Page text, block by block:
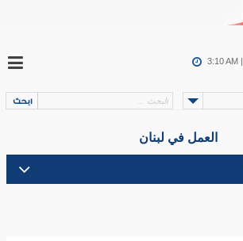
3:10 AM |
العمل في لبنان